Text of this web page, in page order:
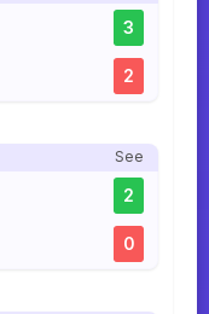
3
2
See
2
0